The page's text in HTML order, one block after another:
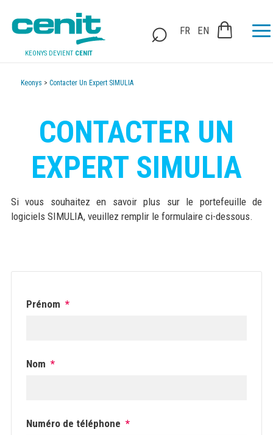
KEONYS DEVIENT CENIT
FR EN
Keonys >Contacter Un Expert SIMULIA
CONTACTER UN
EXPERT SIMULIA
Si vous souhaitez en savoir plus sur le portefeuille de
logiciels SIMULIA, veuillez remplir le formulaire ci-dessous.
Prénom *
Nom *
Numéro de téléphone *